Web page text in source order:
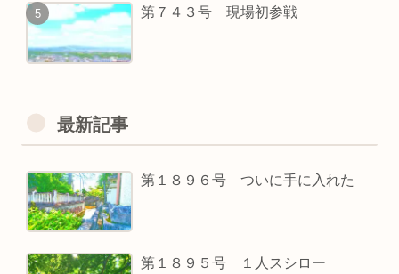
第７４３号 現場初参戦
最新記事
第１８９６号 ついに手に入れた
第１８９５号 １人スシロー